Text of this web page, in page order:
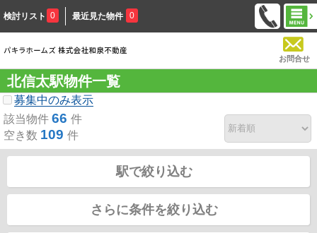
検討リスト 0 最近見た物件 0
お問合せ
北信太駅物件一覧
募集中のみ表示
該当物件 66 件
空き数 109 件
駅で絞り込む
さらに条件を絞り込む